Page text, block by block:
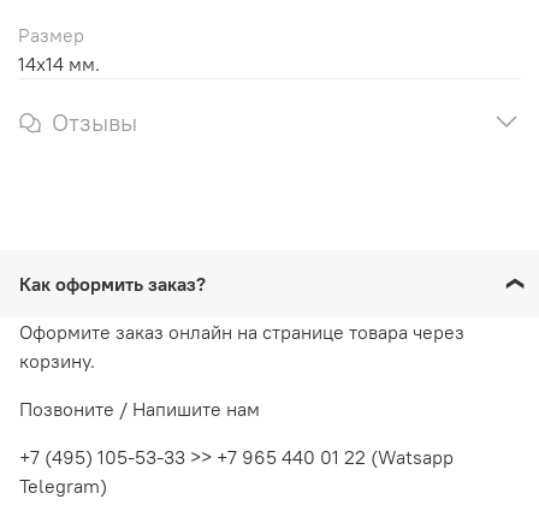
Размер
14х14 мм.
Отзывы
Как оформить заказ?
Оформите заказ онлайн на странице товара через
корзину.
Позвоните / Напишите нам
+7 (495) 105-53-33 >> +7 965 440 01 22 (Watsapp
Telegram)